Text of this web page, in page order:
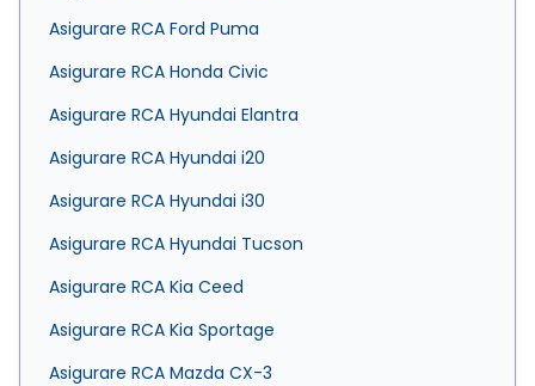
Asigurare RCA Ford Puma
Asigurare RCA Honda Civic
Asigurare RCA Hyundai Elantra
Asigurare RCA Hyundai i20
Asigurare RCA Hyundai i30
Asigurare RCA Hyundai Tucson
Asigurare RCA Kia Ceed
Asigurare RCA Kia Sportage
Asigurare RCA Mazda CX-3